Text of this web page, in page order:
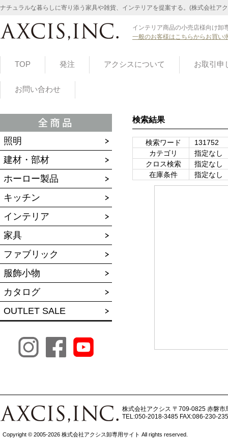
ナチュラルな暮らしに寄り添う家具や雑貨、インテリアを提案する。(株式会社ア
インテリア商品の小売店様向け卸
一般のお客様はこちらからお買い
TOP 発注 アクシスについて お取引申
お問い合わせ
照明
建材・部材
ホーロー製品
キッチン
インテリア
家具
ファブリック
服飾小物
カタログ
OUTLET SALE
検索結果
検索ワード
131752
カテゴリ
指定なし
クロス検索
指定なし
在庫条件
指定なし
株式会社アクシス 〒709-0825 赤磐市
TEL:050-2018-3485 FAX:086-230-
Copyright © 2005-2026 株式会社アクシス卸専用サイト All rights reserved.